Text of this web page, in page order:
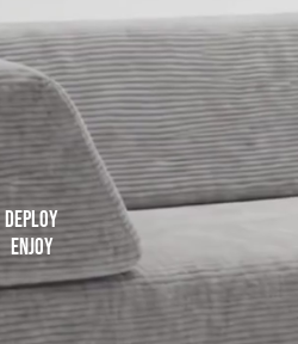
deploy
enjoy